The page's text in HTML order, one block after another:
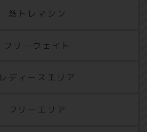
筋トレマシン
フリーウェイト
レディースエリア
フリーエリア